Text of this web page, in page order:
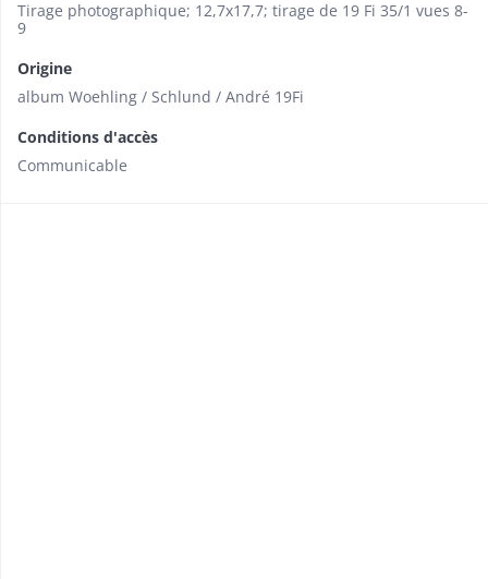
Tirage photographique; 12,7x17,7; tirage de 19 Fi 35/1 vues 8-
9
Origine
album Woehling / Schlund / André 19Fi
Conditions d'accès
Communicable